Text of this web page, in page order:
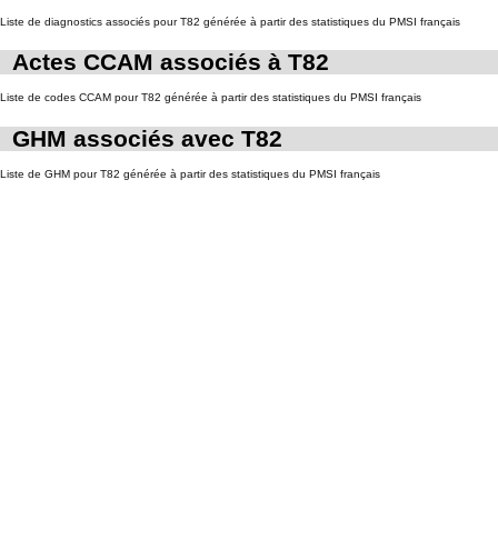
Liste de diagnostics associés pour T82 générée à partir des statistiques du PMSI français
Actes CCAM associés à T82
Liste de codes CCAM pour T82 générée à partir des statistiques du PMSI français
GHM associés avec T82
Liste de GHM pour T82 générée à partir des statistiques du PMSI français